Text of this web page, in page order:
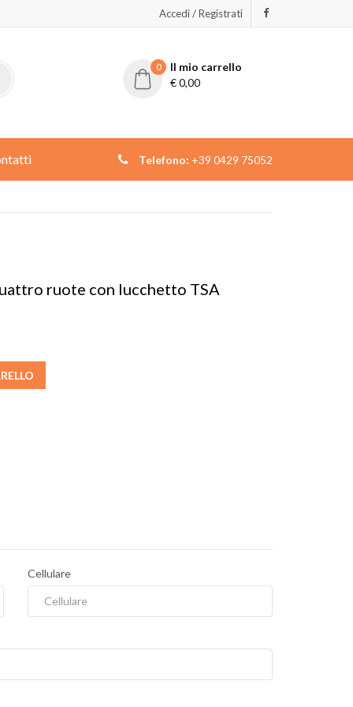
Accedi / Registrati
0
Il mio carrello
€0,00
Telefono: +39 0429 75052
ruote con lucchetto TSA
Cellulare